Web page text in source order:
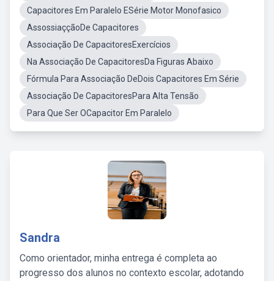
Capacitores Em Paralelo ESérie Motor Monofasico
AssossiaççãoDe Capacitores
Associação De CapacitoresExercícios
Na Associação De CapacitoresDa Figuras Abaixo
Fórmula Para Associação DeDois Capacitores Em Série
Associação De CapacitoresPara Alta Tensão
Para Que Ser OCapacitor Em Paralelo
Sandra
Como orientador, minha entrega é completa ao
progresso dos alunos no contexto escolar, adotando